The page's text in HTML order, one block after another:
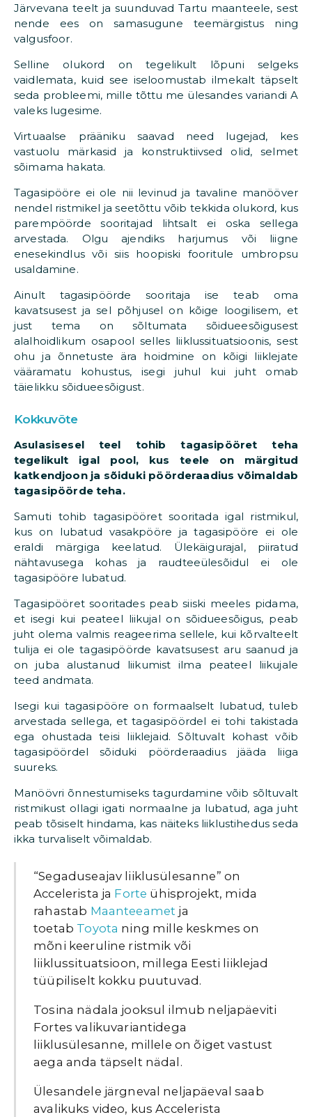
Järvevana teelt ja suunduvad Tartu maanteele, sest
nende ees on samasugune teemärgistus ning
valgusfoor.
Selline olukord on tegelikult lõpuni selgeks
vaidlemata, kuid see iseloomustab ilmekalt täpselt
seda probleemi, mille tõttu me ülesandes variandi A
valeks lugesime.
Virtuaalse prääniku saavad need lugejad, kes
vastuolu märkasid ja konstruktiivsed olid, selmet
sõimama hakata.
Tagasipööre ei ole nii levinud ja tavaline manööver
nendel ristmikel ja seetõttu võib tekkida olukord, kus
parempöörde sooritajad lihtsalt ei oska sellega
arvestada. Olgu ajendiks harjumus või liigne
enesekindlus või siis hoopiski fooritule umbropsu
usaldamine.
Ainult tagasipöörde sooritaja ise teab oma
kavatsusest ja sel põhjusel on kõige loogilisem, et
just tema on sõltumata sõidueesõigusest
alalhoidlikum osapool selles liiklussituatsioonis, sest
ohu ja õnnetuste ära hoidmine on kõigi liiklejate
vääramatu kohustus, isegi juhul kui juht omab
täielikku sõidueesõigust.
Kokkuvõte
Asulasisesel teel tohib tagasipööret teha
tegelikult igal pool, kus teele on märgitud
katkendjoon ja sõiduki pöörderaadius võimaldab
tagasipöörde teha.
Samuti tohib tagasipööret sooritada igal ristmikul,
kus on lubatud vasakpööre ja tagasipööre ei ole
eraldi märgiga keelatud. Ülekäigurajal, piiratud
nähtavusega kohas ja raudteeülesõidul ei ole
tagasipööre lubatud.
Tagasipööret sooritades peab siiski meeles pidama,
et isegi kui peateel liikujal on sõidueesõigus, peab
juht olema valmis reageerima sellele, kui kõrvalteelt
tulija ei ole tagasipöörde kavatsusest aru saanud ja
on juba alustanud liikumist ilma peateel liikujale
teed andmata.
Isegi kui tagasipööre on formaalselt lubatud, tuleb
arvestada sellega, et tagasipöördel ei tohi takistada
ega ohustada teisi liiklejaid. Sõltuvalt kohast võib
tagasipöördel sõiduki pöörderaadius jääda liiga
suureks.
Manöövri õnnestumiseks tagurdamine võib sõltuvalt
ristmikust ollagi igati normaalne ja lubatud, aga juht
peab tõsiselt hindama, kas näiteks liiklustihedus seda
ikka turvaliselt võimaldab.
“Segaduseajav liiklusülesanne” on
Accelerista ja Forte ühisprojekt, mida
rahastab Maanteeamet ja
toetab Toyota ning mille keskmes on
mõni keeruline ristmik või
liiklussituatsioon, millega Eesti liiklejad
tüüpiliselt kokku puutuvad.
Tosina nädala jooksul ilmub neljapäeviti
Fortes valikuvariantidega
liiklusülesanne, millele on õiget vastust
aega anda täpselt nädal.
Ülesandele järgneval neljapäeval saab
avalikuks video, kus Accelerista